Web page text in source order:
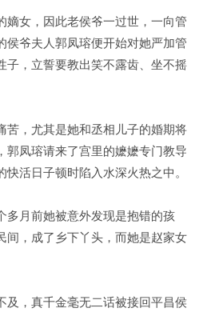
嫡女，因此老侯爷一过世，一向管
侯爷夫人郭凤瑢便开始对她严加管
子，立誓要教出笑不露齿、坐不摇
苦，尤其是她和丞相儿子的婚期将
郭凤瑢请来了宫里的嬷嬷专门教导
活日子顿时陷入水深火热之中。
多月前她被意外发现是抱错的孩
间，成了乡下丫头，而她是赵家女
及，真千金毫无二话被接回平昌侯